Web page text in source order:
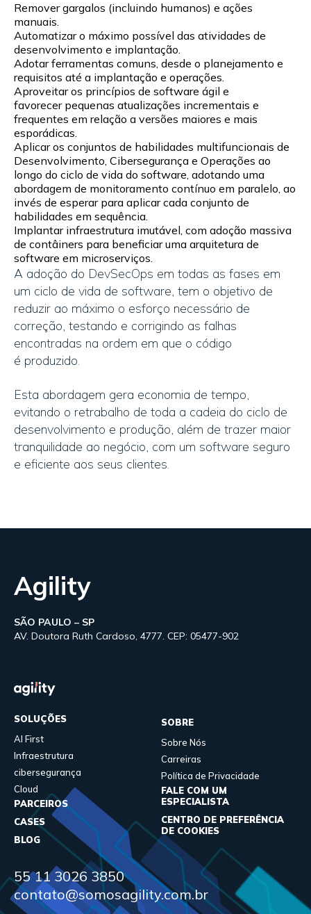
Removergargalos (incluindo humanos) e ações
manuais.
Automatizaro máximo possível das atividades de
desenvolvimento e implantação.
Adotarferramentas comuns, desde o planejamento e
requisitos até a implantação e operações.
Aproveitaros princípios de software ágil e
favorecer pequenas atualizações incrementais e
frequentes em relação a versões maiores e mais
esporádicas.
Aplicaros conjuntos de habilidades multifuncionais de
Desenvolvimento, Cibersegurança e Operações ao
longo do ciclo de vida do software, adotando uma
abordagem de monitoramento contínuo em paralelo, ao
invés de esperar para aplicar cada conjunto de
habilidades em sequência.
Implantar infraestrutura imutável, com adoção massiva
de contâiners para beneficiar uma arquitetura de
software em microserviços.
A adoção do DevSecOps em todas as fases em
um ciclo de vida de software, tem o objetivo de
reduzir ao máximo o esforço necessário de
correção, testando e corrigindo as falhas
encontradas na ordem em que o código
é produzido.
Esta abordagem gera economia de tempo,
evitando o retrabalho de toda a cadeia do ciclo de
desenvolvimento e produção, além de trazer maior
tranquilidade ao negócio, com um software seguro
e eficiente aos seus clientes.
Agility
SÃO PAULO – SP
AV. Doutora Ruth Cardoso, 4777. CEP: 05477-902
SOLUÇÕES
AI First
Infraestrutura
cibersegurança
Cloud
PARCEIROS
CASES
BLOG
SOBRE
Sobre Nós
Carreiras
Política de Privacidade
FALE COM UM
ESPECIALISTA
CENTRO DE PREFERÊNCIA
DE COOKIES
55 11 3026 3850
contato@somosagility.com.br